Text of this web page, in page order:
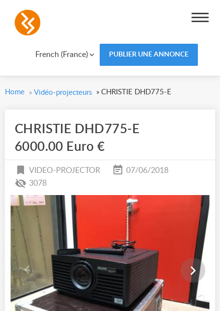
French (France) PUBLIER UNE ANNONCE
Home » Vidéo-projecteurs » CHRISTIE DHD775-E
CHRISTIE DHD775-E
6000.00 Euro €
VIDEO-PROJECTOR
07/06/2018
3078